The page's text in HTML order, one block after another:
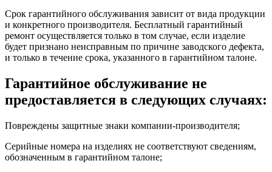
Срок гарантийного обслуживания зависит от вида продукции
и конкретного производителя. Бесплатный гарантийный
ремонт осуществляется только в том случае, если изделие
будет признано неисправным по причине заводского дефекта,
и только в течение срока, указанного в гарантийном талоне.
Гарантийное обслуживание не
предоставляется в следующих случаях:
Повреждены защитные знаки компании-производителя;
Серийные номера на изделиях не соответствуют сведениям,
обозначенным в гарантийном талоне;